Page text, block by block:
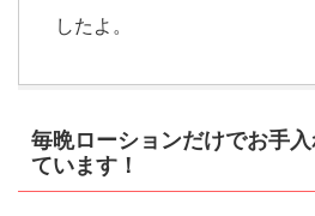
したよ。
毎晩ローションだけでお手
ています！